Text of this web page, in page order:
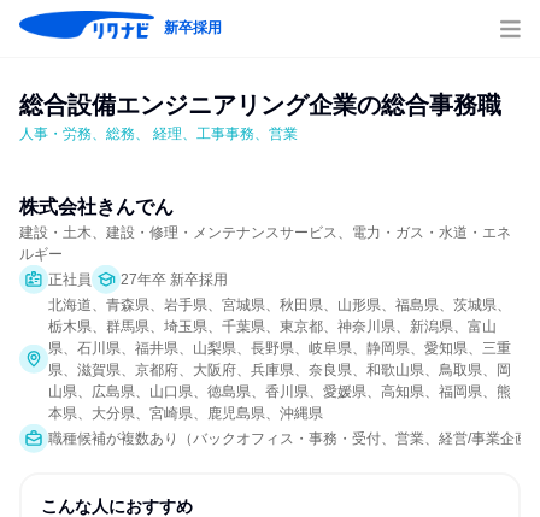
新卒採用
総合設備エンジニアリング企業の総合事務職
人事・労務、総務、 経理、工事事務、営業
株式会社きんでん
建設・土木、建設・修理・メンテナンスサービス、電力・ガス・水道・エネ
ルギー
正社員
27年卒 新卒採用
北海道、青森県、岩手県、宮城県、秋田県、山形県、福島県、茨城県、
栃木県、群馬県、埼玉県、千葉県、東京都、神奈川県、新潟県、富山
県、石川県、福井県、山梨県、長野県、岐阜県、静岡県、愛知県、三重
県、滋賀県、京都府、大阪府、兵庫県、奈良県、和歌山県、鳥取県、岡
山県、広島県、山口県、徳島県、香川県、愛媛県、高知県、福岡県、熊
本県、大分県、宮崎県、鹿児島県、沖縄県
職種候補が複数あり（バックオフィス・事務・受付、営業、経営/事業企画
こんな人におすすめ